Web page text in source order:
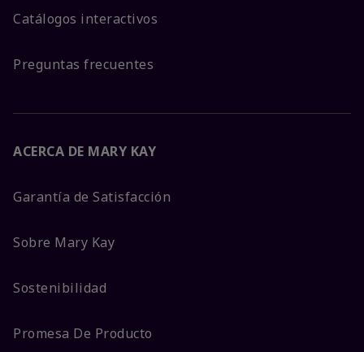
Catálogos interactivos
Preguntas frecuentes
ACERCA DE MARY KAY
Garantía de Satisfacción
Sobre Mary Kay
Sostenibilidad
Promesa De Producto